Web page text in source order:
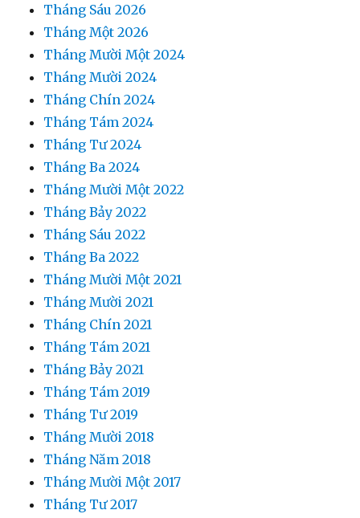
Tháng Sáu 2026
Tháng Một 2026
Tháng Mười Một 2024
Tháng Mười 2024
Tháng Chín 2024
Tháng Tám 2024
Tháng Tư 2024
Tháng Ba 2024
Tháng Mười Một 2022
Tháng Bảy 2022
Tháng Sáu 2022
Tháng Ba 2022
Tháng Mười Một 2021
Tháng Mười 2021
Tháng Chín 2021
Tháng Tám 2021
Tháng Bảy 2021
Tháng Tám 2019
Tháng Tư 2019
Tháng Mười 2018
Tháng Năm 2018
Tháng Mười Một 2017
Tháng Tư 2017